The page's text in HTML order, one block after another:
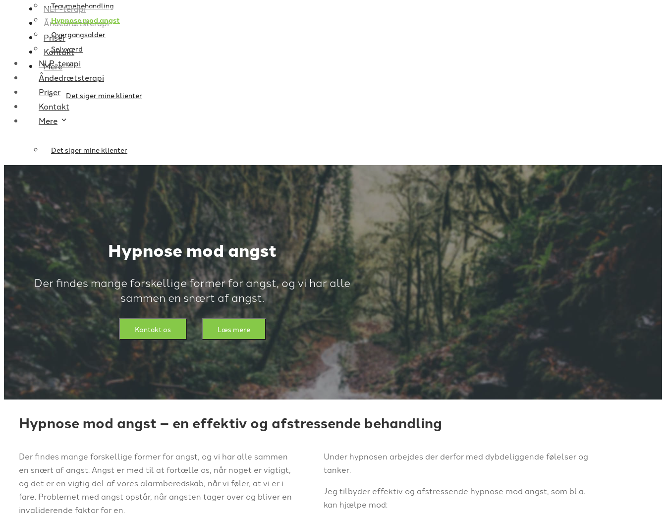
NLP-terapi
Åndedrætsterapi
Priser
Kontakt
Mere
Det siger mine klienter
Traumebehandling
Hypnose mod angst
Overgangsalder
Selvværd
NLP-terapi
Åndedrætsterapi
Priser
Kontakt
Mere
Det siger mine klienter
Hypnose mod angst
Der findes mange forskellige former for angst, og vi har alle
sammen en snært af angst.
Kontakt os Læs mere
Hypnose mod angst – en effektiv og afstressende behandling
Der findes mange forskellige former for angst, og vi har alle sammen
en snært af angst. Angst er med til at fortælle os, når noget er vigtigt,
og det er en vigtig del af vores alarmberedskab, når vi føler, at vi er i
fare. Problemet med angst opstår, når angsten tager over og bliver en
invaliderende faktor for en.
Under hypnosen arbejdes der derfor med dybdeliggende følelser og
tanker.
Jeg tilbyder effektiv og afstressende hypnose mod angst, som bl.a.
kan hjælpe mod: